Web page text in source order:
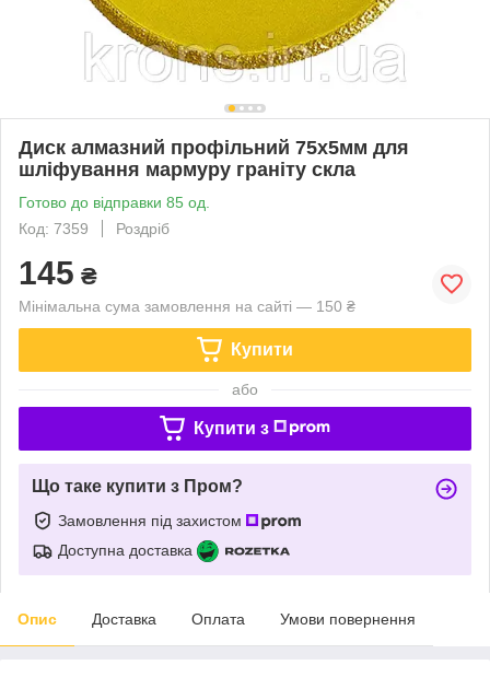
Диск алмазний профільний 75x5мм для
шліфування мармуру граніту скла
Готово до відправки 85 од.
Код: 7359
Роздріб
145 ₴
Мінімальна сума замовлення на сайті — 150 ₴
Купити
або
Купити з
Що таке купити з Пром?
Замовлення під захистом
Доступна доставка
Опис Доставка Оплата Умови повернення